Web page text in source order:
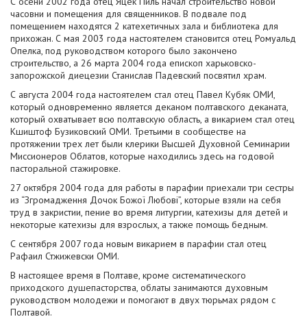
часовни и помещения для священников. В подвале под
помещением находятся 2 катехетичных зала и библиотека для
прихожан. С мая 2003 года настоятелем становится отец Ромуальд
Опелка, под руководством которого было закончено
строительство, а 26 марта 2004 года епископ харьковско-
запорожской диецезии Станислав Падевский посвятил храм.
С августа 2004 года настоятелем стал отец Павел Кубяк ОМИ,
который одновременно является деканом полтавского деканата,
который охватывает всю полтавскую область, а викарием стал отец
Кшиштоф Бузиковский ОМИ. Третьими в сообществе на
протяжении трех лет были клерики Высшей Духовной Семинарии
Миссионеров Облатов, которые находились здесь на годовой
пасторальной стажировке.
27 октября 2004 года для работы в парафии приехали три сестры
из “Згромадження Дочок Божої Любові”, которые взяли на себя
труд в закристии, пение во время литургии, катехизы для детей и
некоторые катехизы для взрослых, а также помощь бедным.
С сентября 2007 года новым викарием в парафии стал отец
Рафаил Стжижевски ОМИ.
В настоящее время в Полтаве, кроме систематического
приходского душепасторства, облаты занимаются духовным
руководством молодежи и помогают в двух тюрьмах рядом с
Полтавой.